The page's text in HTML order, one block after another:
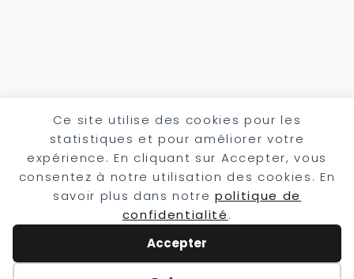
Ce site utilise des cookies pour les
statistiques et pour améliorer votre
expérience. En cliquant sur Accepter, vous
consentez à notre utilisation des cookies. En
savoir plus dans notrepolitique de
confidentialité.
Accepter